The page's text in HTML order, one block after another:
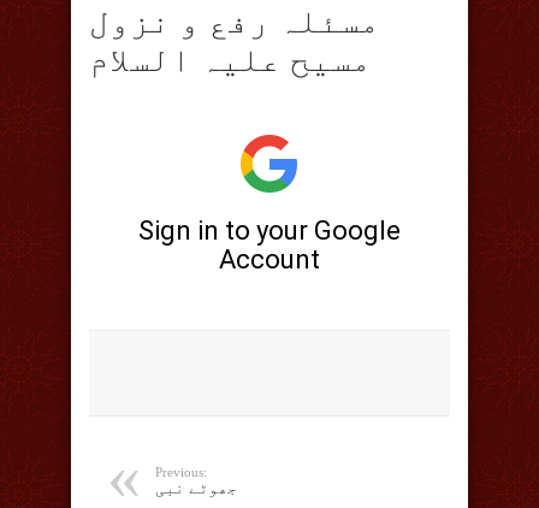
مسئلہ رفع و نزول
مسیح علیہ السلام
Previous:
جھوٹے نبی